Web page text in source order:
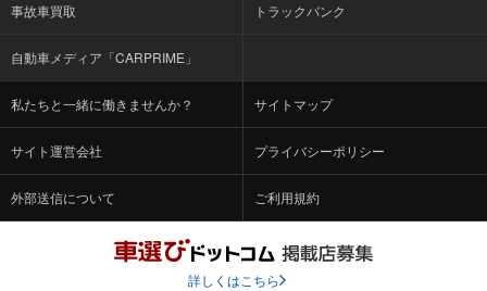
事故車買取 トラックバンク
自動車メディア「CARPRIME」
私たちと一緒に働きませんか？ サイトマップ
サイト運営会社 プライバシーポリシー
外部送信について ご利用規約
詳しくはこちら